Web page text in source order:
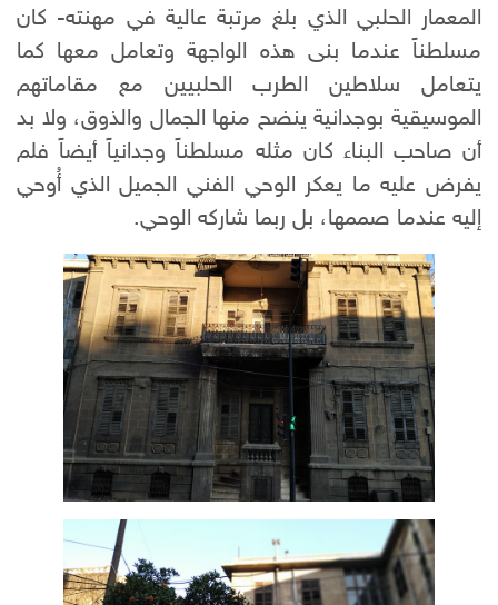
المعمار الحلبي الذي بلغ مرتبة عالية في مهنته- كان
مسلطناً عندما بنى هذه الواجهة وتعامل معها كما
يتعامل سلاطين الطرب الحلبيين مع مقاماتهم
الموسيقية بوجدانية ينضح منها الجمال والذوق، ولا بد
أن صاحب البناء كان مثله مسلطناً وجدانياً أيضاً فلم
يفرض عليه ما يعكر الوحي الفني الجميل الذي أُوحي
إليه عندما صممها، بل ربما شاركه الوحي.